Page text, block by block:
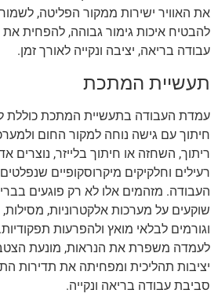
את האוויר ישירות ממקור הפליטה,
להבטיח איכות גימור גבוהה, להפחית את
עבודה בריאה, יציבה ונקייה לאורך זמן.
תעשיית המתכת
עמדת העבודה בתעשיית המתכת כוללת
חיתוך עם גישה נוחה למקור החום
ריתוך, השחזה או חיתוך בלייזר, נוצרים
רעילים וחלקיקים מיקרוסקופיים
העבודה. מזהמים אלו לא רק פוגעים
שוקעים על מערכות אלקטרוניות, מסילות,
וגורמים לבלאי מואץ ולהפרעות
לעמדה משפרת את הנראות, מונעת
יציבות תהליכית ומפחיתה את תדירות
סביבת עבודה בריאה ונקייה.